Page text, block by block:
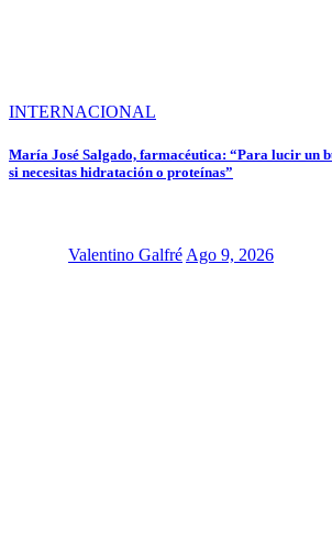
INTERNACIONAL
María José Salgado, farmacéutica: “Para lucir un
si necesitas hidratación o proteínas”
Valentino Galfré Ago 9, 2026